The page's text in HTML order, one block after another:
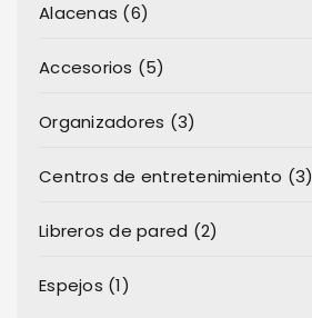
Alacenas (6)
Accesorios (5)
Organizadores (3)
Centros de entretenimiento (3)
Libreros de pared (2)
Espejos (1)